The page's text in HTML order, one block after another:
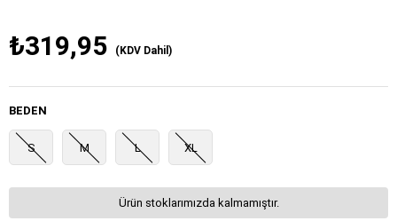
₺319,95 (KDV Dahil)
BEDEN
S M L XL
Ürün stoklarımızda kalmamıştır.